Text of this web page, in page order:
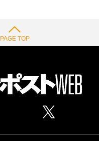
PAGE TOP